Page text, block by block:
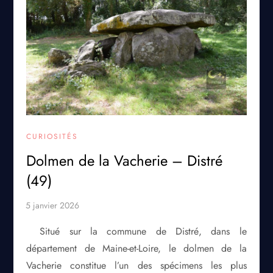
CURIOSITÉS
Dolmen de la Vacherie – Distré
(49)
Situé sur la commune de Distré, dans le
département de Maine-et-Loire, le dolmen de la
Vacherie constitue l’un des spécimens les plus